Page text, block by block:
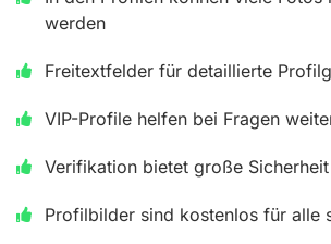
r
t
m
werden
Freitextfelder für detaillierte
VIP-Profile helfen bei Fragen
Verifikation bietet große Sicherheit
Profilbilder sind kostenlos für alle